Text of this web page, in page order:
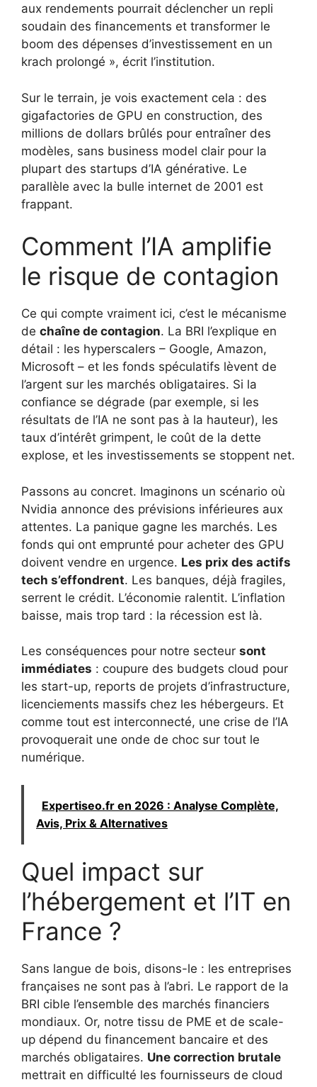
aux rendements pourrait déclencher un repli
soudain des financements et transformer le
boom des dépenses d’investissement en un
krach prolongé », écrit l’institution.
Sur le terrain, je vois exactement cela : des
gigafactories de GPU en construction, des
millions de dollars brûlés pour entraîner des
modèles, sans business model clair pour la
plupart des startups d’IA générative. Le
parallèle avec la bulle internet de 2001 est
frappant.
Comment l’IA amplifie
le risque de contagion
Ce qui compte vraiment ici, c’est le mécanisme
de chaîne de contagion. La BRI l’explique en
détail : les hyperscalers – Google, Amazon,
Microsoft – et les fonds spéculatifs lèvent de
l’argent sur les marchés obligataires. Si la
confiance se dégrade (par exemple, si les
résultats de l’IA ne sont pas à la hauteur), les
taux d’intérêt grimpent, le coût de la dette
explose, et les investissements se stoppent net.
Passons au concret. Imaginons un scénario où
Nvidia annonce des prévisions inférieures aux
attentes. La panique gagne les marchés. Les
fonds qui ont emprunté pour acheter des GPU
doivent vendre en urgence. Les prix des actifs
tech s’effondrent. Les banques, déjà fragiles,
serrent le crédit. L’économie ralentit. L’inflation
baisse, mais trop tard : la récession est là.
Les conséquences pour notre secteur sont
immédiates : coupure des budgets cloud pour
les start-up, reports de projets d’infrastructure,
licenciements massifs chez les hébergeurs. Et
comme tout est interconnecté, une crise de l’IA
provoquerait une onde de choc sur tout le
numérique.
Expertiseo.fr en 2026 : Analyse Complète,
Avis, Prix & Alternatives
Quel impact sur
l’hébergement et l’IT en
France ?
Sans langue de bois, disons-le : les entreprises
françaises ne sont pas à l’abri. Le rapport de la
BRI cible l’ensemble des marchés financiers
mondiaux. Or, notre tissu de PME et de scale-
up dépend du financement bancaire et des
marchés obligataires. Une correction brutale
mettrait en difficulté les fournisseurs de cloud